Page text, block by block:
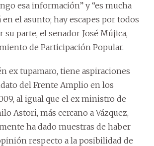
esa información” y “es mucha
en el asunto; hay escapes por todos
su parte, el senador José Mújica,
de Participación Popular.
ex tupamaro, tiene aspiraciones
del Frente Amplio en los
al igual que el ex ministro de
Astori, más cercano a Vázquez,
ha dado muestras de haber
respecto a la posibilidad de